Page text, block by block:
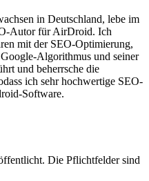
in Deutschland, lebe im
Autor für AirDroid. Ich
mit der SEO-Optimierung,
Algorithmus und seiner
und beherrsche die
ich sehr hochwertige SEO-
Software.
Die Pflichtfelder sind